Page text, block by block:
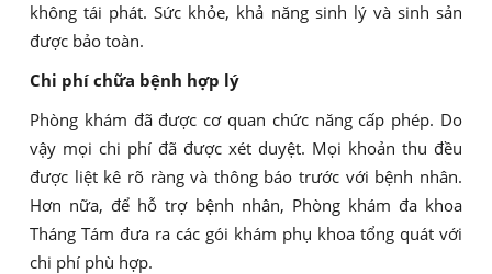
không tái phát. Sức khỏe, khả năng sinh lý và sinh sản
được bảo toàn.
Chi phí chữa bệnh hợp lý
Phòng khám đã được cơ quan chức năng cấp phép. Do
vậy mọi chi phí đã được xét duyệt. Mọi khoản thu đều
được liệt kê rõ ràng và thông báo trước với bệnh nhân.
Hơn nữa, để hỗ trợ bệnh nhân, Phòng khám đa khoa
Tháng Tám đưa ra các gói khám phụ khoa tổng quát với
chi phí phù hợp.